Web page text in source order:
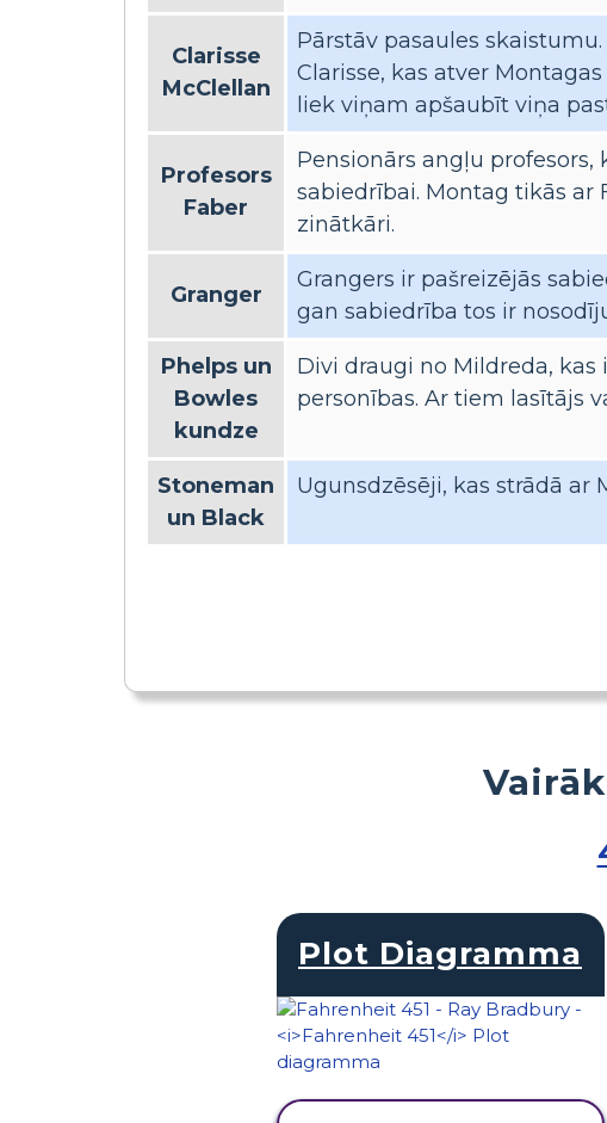
Clarisse
McClellan
Pārstāv pasaules
Clarisse, kas atver
liek viņam apšaubīt viņa
Profesors
Faber
Pensionārs angļu
sabiedrībai. Montag tikās ar
zinātkāri.
Granger
Grangers ir pašreizējās
gan sabiedrība tos ir
Phelps un
Bowles
kundze
Divi draugi no Mildreda,
personības. Ar tiem lasītājs
Stoneman
un Black
Ugunsdzēsēji, kas strādā
Plot Diagramma